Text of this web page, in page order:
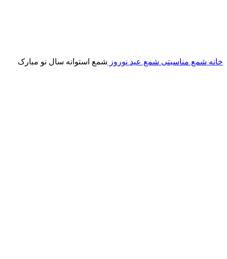
خانه شمع مناسبتی شمع عید نوروز شمع استوانه سال نو مبارک